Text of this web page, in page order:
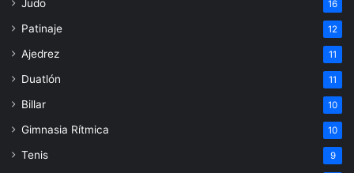
Judo 16
Patinaje 12
Ajedrez 11
Duatlón 11
Billar 10
Gimnasia Rítmica 10
Tenis 9